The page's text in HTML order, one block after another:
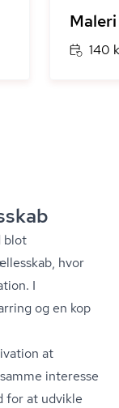
Maleri
140
blot
hvor
I
og en kop
at
interesse
for at udvikle